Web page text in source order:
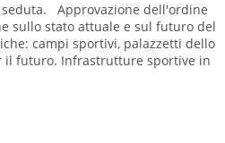
Approvazione dell'ordine
sullo stato attuale e sul futuro del
campi sportivi, palazzetti dello
il futuro. Infrastrutture sportive in